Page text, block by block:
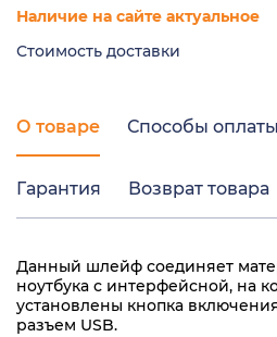
Наличие на сайте актуальное
Стоимость доставки
О товаре Способы оплаты
Гарантия Возврат товара
Данный шлейф соединяет
ноутбука с интерфейсной, на
установлены кнопка
разъем USB.